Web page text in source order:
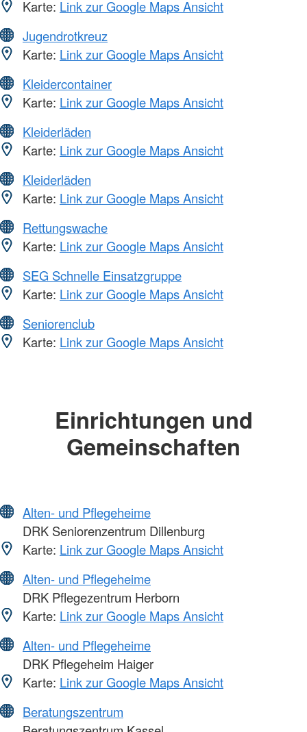
Karte: Link zur Google Maps Ansicht
Jugendrotkreuz
Karte: Link zur Google Maps Ansicht
Kleidercontainer
Karte: Link zur Google Maps Ansicht
Kleiderläden
Karte: Link zur Google Maps Ansicht
Kleiderläden
Karte: Link zur Google Maps Ansicht
Rettungswache
Karte: Link zur Google Maps Ansicht
SEG Schnelle Einsatzgruppe
Karte: Link zur Google Maps Ansicht
Seniorenclub
Karte: Link zur Google Maps Ansicht
Einrichtungen und
Gemeinschaften
Alten- und Pflegeheime
DRK Seniorenzentrum Dillenburg
Karte: Link zur Google Maps Ansicht
Alten- und Pflegeheime
DRK Pflegezentrum Herborn
Karte: Link zur Google Maps Ansicht
Alten- und Pflegeheime
DRK Pflegeheim Haiger
Karte: Link zur Google Maps Ansicht
Beratungszentrum